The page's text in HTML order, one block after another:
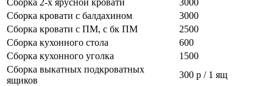
Сборка кровати с балдахином
3000
Сборка кровати с ПМ, с бк ПМ
2500
Сборка кухонного стола
600
Сборка кухонного уголка
1500
Сборка выкатных подкроватных
ящиков
300 р / 1 ящ